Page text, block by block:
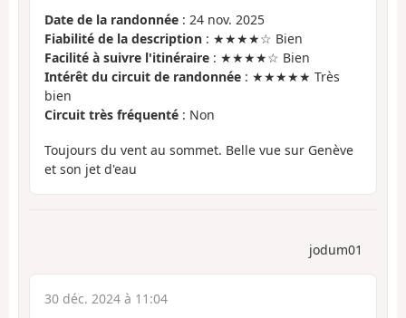
Date de la randonnée : 24 nov. 2025
Fiabilité de la description : ★★★★☆ Bien
Facilité à suivre l'itinéraire : ★★★★☆ Bien
Intérêt du circuit de randonnée : ★★★★★ Très
bien
Circuit très fréquenté : Non
Toujours du vent au sommet. Belle vue sur Genève
et son jet d'eau
jodum01
30 déc. 2024 à 11:04